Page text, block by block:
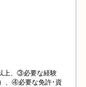
上、③必要な経験
、④必要な免許･資